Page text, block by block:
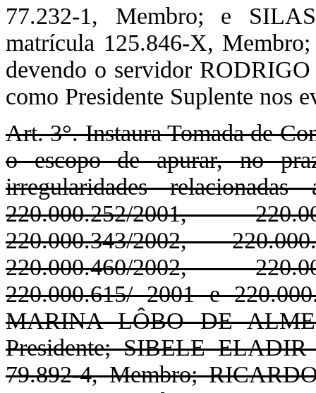
77.232-1, Membro; e
matrícula 125.846-X,
devendo o servidor
como Presidente Suplente nos
Art. 3°. Instaura Tomada de
o escopo de apurar, no
irregularidades
220.000.252/2001,
220.000.343/2002,
220.000.460/2002,
220.000.615/ 2001 e
MARINA LÔBO DE
Presidente; SIBELE
79.892-4, Membro;